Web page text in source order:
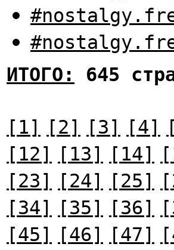
ИТОГО:
645
[1] [2] [3] [4]
[12]
[13] [14]
[23]
[24] [25]
[34]
[35] [36]
[45]
[46] [47]